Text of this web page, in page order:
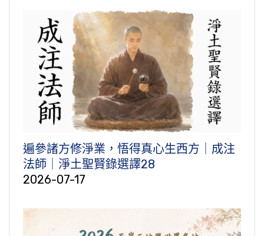
遍參諸方修淨業，悟得真心生西方｜成注
法師｜淨土聖賢錄選譯28
2026-07-17